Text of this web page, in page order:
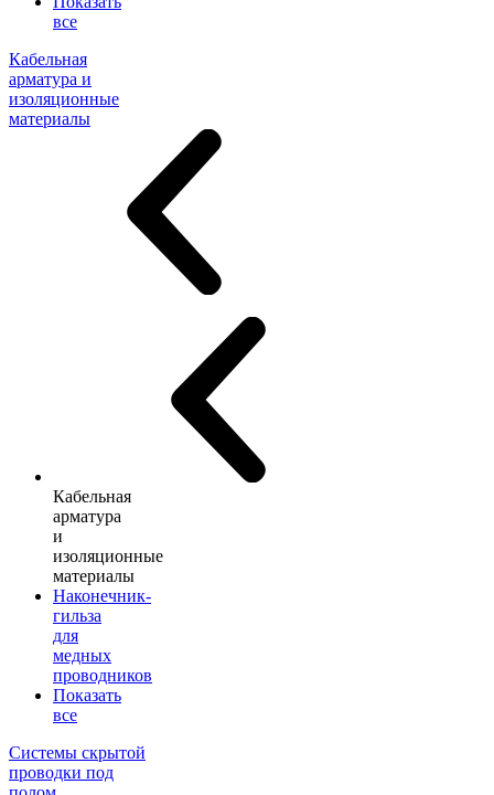
все
Кабельная
арматура и
изоляционные
материалы
Кабельная
арматура
и
изоляционные
материалы
Наконечник-
гильза
для
медных
проводников
Показать
все
Системы скрытой
проводки под